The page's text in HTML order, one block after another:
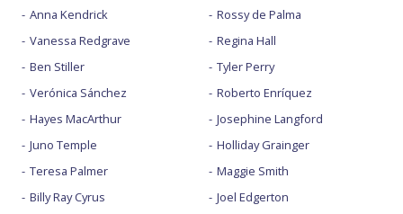
Anna Kendrick
Vanessa Redgrave
Ben Stiller
Verónica Sánchez
Hayes MacArthur
Juno Temple
Teresa Palmer
Billy Ray Cyrus
Rossy de Palma
Regina Hall
Tyler Perry
Roberto Enríquez
Josephine Langford
Holliday Grainger
Maggie Smith
Joel Edgerton